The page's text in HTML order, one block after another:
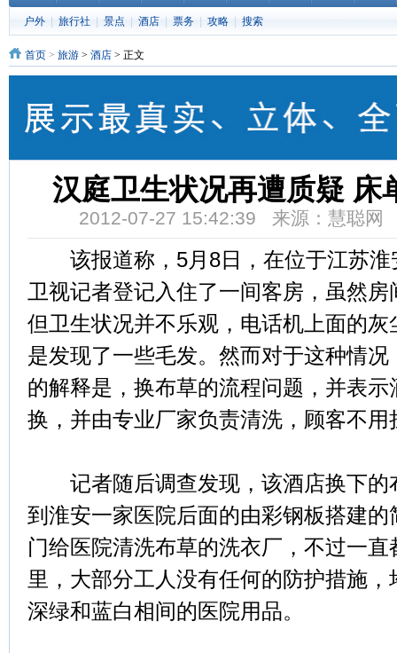
户外 旅行社 景点 酒店 票务 攻略 搜索
首页 > 旅游 > 酒店 > 正文
汉庭卫生状况再遭质疑 床
2012-07-27 15:42:39 来源：慧聪网
该报道称，5月8日，在位于江苏淮
卫视记者登记入住了一间客房，虽然
但卫生状况并不乐观，电话机上面的
是发现了一些毛发。然而对于这种情
的解释是，换布草的流程问题，并表
换，并由专业厂家负责清洗，顾客不用
记者随后调查发现，该酒店换下的
到淮安一家医院后面的由彩钢板搭建
门给医院清洗布草的洗衣厂，不过一
里，大部分工人没有任何的防护措施
深绿和蓝白相间的医院用品。